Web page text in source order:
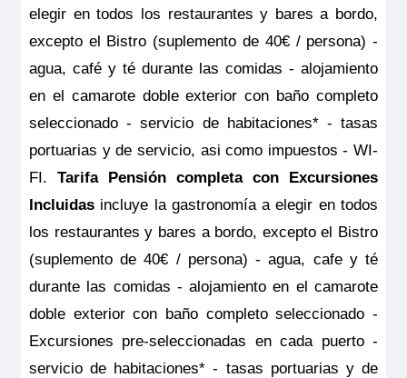
elegir en todos los restaurantes y bares a bordo,
excepto el Bistro (suplemento de 40€ / persona) -
agua, café y té durante las comidas - alojamiento
en el camarote doble exterior con baño completo
seleccionado - servicio de habitaciones* - tasas
portuarias y de servicio, asi como impuestos - WI-
FI. Tarifa Pensión completa con Excursiones
Incluidasincluye la gastronomía a elegir en todos
los restaurantes y bares a bordo, excepto el Bistro
(suplemento de 40€ / persona) - agua, cafe y té
durante las comidas - alojamiento en el camarote
doble exterior con baño completo seleccionado -
Excursiones pre-seleccionadas en cada puerto -
servicio de habitaciones* - tasas portuarias y de